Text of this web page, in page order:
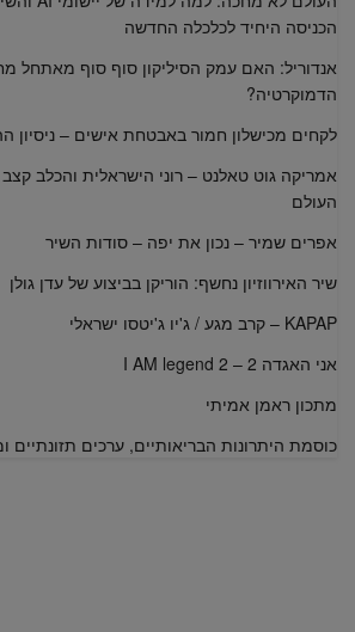
הכניסה היחיד לכלכלה החדשה
אנדוריל: האם עמק הסיליקון סוף סוף מאתחל
הדמוקרטיה?
לקחים מכישלון חמור באבטחת אישים –
העולם
אפרים שמיר – נכון את יפה – סודות השיר
שיר האירווזיון נחשף: הוריקן בביצוע של עדן גולן
KAPAP – קרב מגע / ג'יו ג'יטסו ישראלי
אני האגדה 2 – I AM legend 2
מתכון ראמן אמיתי
כוסמת היתרונות הבריאותיים, ערכים תזונתיים